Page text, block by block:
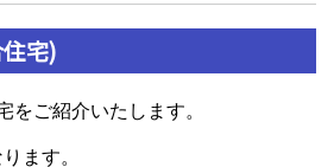
宅)
をご紹介いたします。
ます。